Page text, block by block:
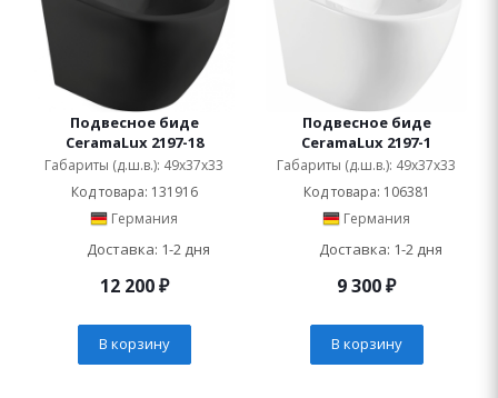
Подвесное биде
CeramaLux 2197-18
Габариты (д.ш.в.): 49x37x33
Код товара: 131916
Германия
Доставка: 1-2 дня
12 200₽
В корзину
Подвесное биде
CeramaLux 2197-1
Габариты (д.ш.в.): 49x37x33
Код товара: 106381
Германия
Доставка: 1-2 дня
9 300₽
В корзину